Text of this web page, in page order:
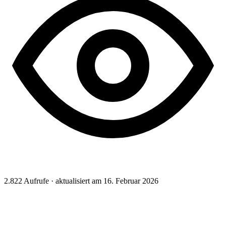
2.822 Aufrufe · aktualisiert am 16. Februar 2026